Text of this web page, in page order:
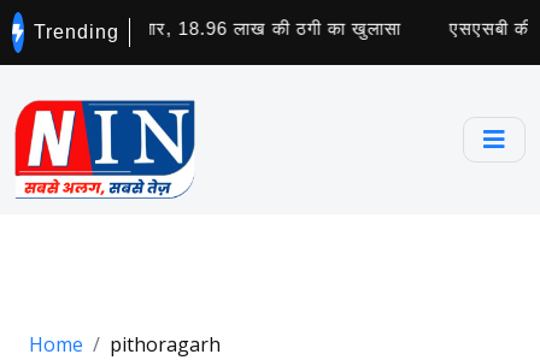
Trendingगिरफ्तार, 18.96 लाख की ठगी का खुलासा एसएसबी की
Home pithoragarh